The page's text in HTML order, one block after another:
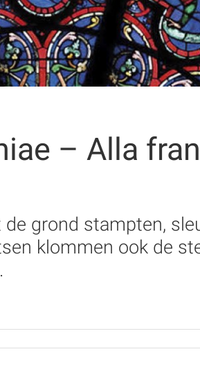
– Alla
grond stampten,
klommen ook de